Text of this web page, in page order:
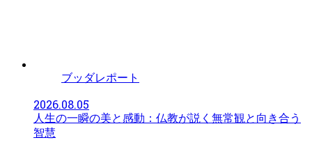
ブッダレポート
2026.08.05
人生の一瞬の美と感動：仏教が説く無常観と向き合う
智慧